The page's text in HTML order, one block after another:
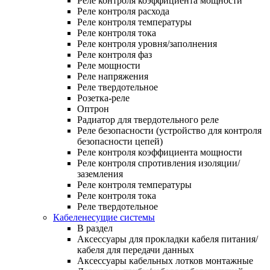
Реле контроля расхода
Реле контроля температуры
Реле контроля тока
Реле контроля уровня/заполнения
Реле контроля фаз
Реле мощности
Реле напряжения
Реле твердотельное
Розетка-реле
Оптрон
Радиатор для твердотельного реле
Реле безопасности (устройство для контроля
безопасности цепей)
Реле контроля коэффициента мощности
Реле контроля спротивления изоляции/
заземления
Реле контроля температуры
Реле контроля тока
Реле твердотельное
Кабеленесущие системы
В раздел
Аксессуары для прокладки кабеля питания/
кабеля для передачи данных
Аксессуары кабельных лотков монтажные